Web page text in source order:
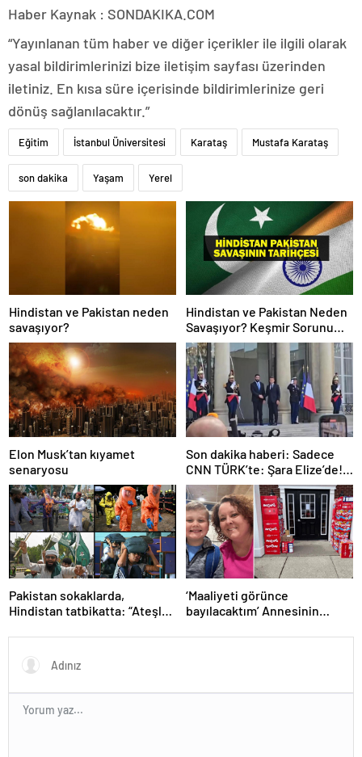
Haber Kaynak : SONDAKIKA.COM
“Yayınlanan tüm haber ve diğer içerikler ile ilgili olarak
yasal bildirimlerinizi bize iletişim sayfası üzerinden
iletiniz. En kısa süre içerisinde bildirimlerinize geri
dönüş sağlanılacaktır.”
Eğitim İstanbul Üniversitesi Karataş Mustafa Karataş
son dakika Yaşam Yerel
Hindistan ve Pakistan neden
savaşıyor?
Hindistan ve Pakistan Neden
Savaşıyor? Keşmir Sorunu
Nedir? Neden Savaş Başladı?
İşte Hindistan Pakistan
Savaşının Tarihçesi!
Elon Musk’tan kıyamet
senaryosu
Son dakika haberi: Sadece
CNN TÜRK’te: Şara Elize’de!
Suriye Lideri, Macron ile
görüşüyor
Pakistan sokaklarda,
Hindistan tatbikatta: “Ateşle
‘Maaliyeti görünce
bayılacaktım’ Annesinin
lolipop aldı